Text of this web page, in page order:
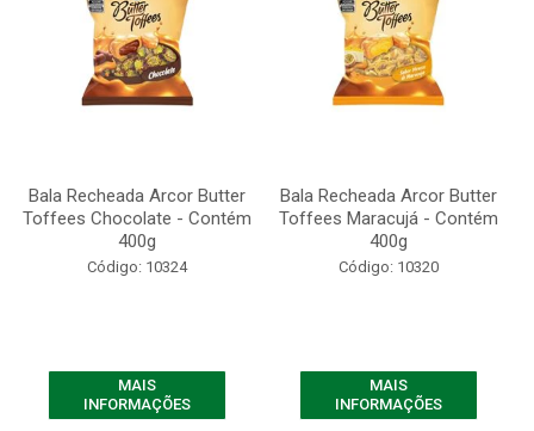
Bala Recheada Arcor Butter
Toffees Chocolate - Contém
400g
Código: 10324
MAIS
INFORMAÇÕES
Bala Recheada Arcor Butter
Toffees Maracujá - Contém
400g
Código: 10320
MAIS
INFORMAÇÕES